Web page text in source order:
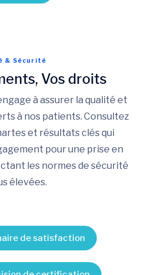
& Sécurité
Vos droits
à assurer la qualité et
à nos patients. Consultez
et résultats clés qui
pour une prise en
les normes de sécurité
élevées.
de satisfaction